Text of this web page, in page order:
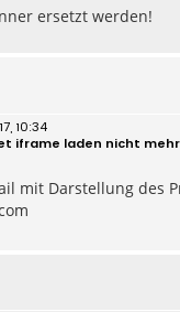
ersetzt werden!
10:34
iframe laden nicht
mit Darstellung des